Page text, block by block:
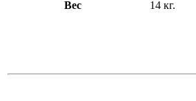
Вес
14 кг.